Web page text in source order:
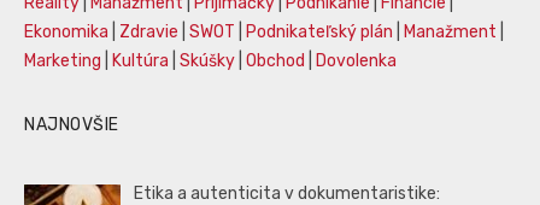
Ekonomika
Zdravie SWOT Podnikateľský plán Manažment
Marketing
Kultúra Skúšky Obchod Dovolenka
NAJNOVŠIE
Etika a autenticita v dokumentaristike: